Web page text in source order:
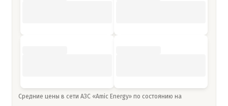
Средние цены в сети АЗС «Amic Energy» по состоянию на